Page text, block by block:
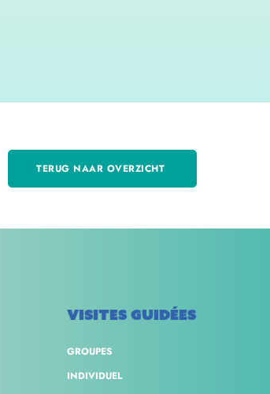
TERUG NAAR OVERZICHT
VISITES GUIDÉES
GROUPES
INDIVIDUEL